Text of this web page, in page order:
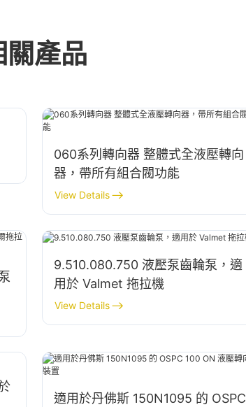
關產品
060系列轉向器 整體式全液壓轉向
器，帶所有組合閥功能
View Details
9.510.080.750 液壓泵齒輪泵，適
用於 Valmet 拖拉機
View Details
適用於丹佛斯 150N1095 的 OSPC